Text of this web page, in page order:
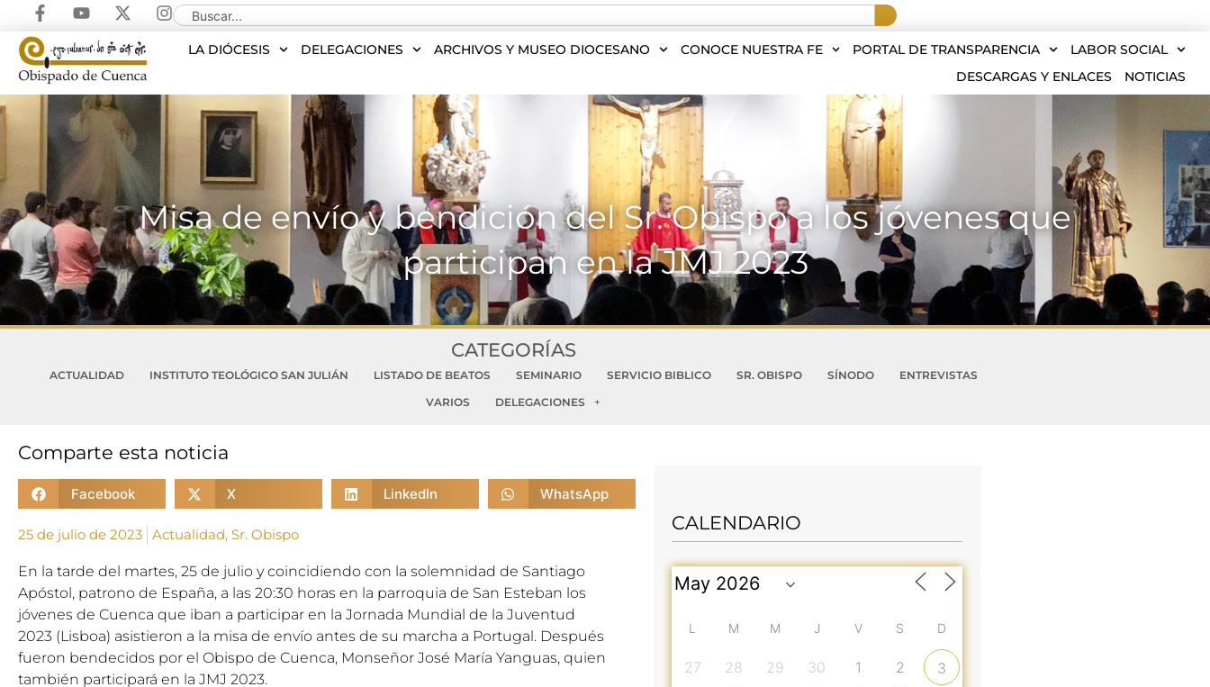
LA DIÓCESIS DELEGACIONES ARCHIVOS Y MUSEO DIOCESANO CONOCE NUESTRA FE PORTAL DE TRANSPARENCIA
LABOR SOCIAL
DESCARGAS Y ENLACES
NOTICIAS
Misa de envío y bendición del Sr. Obispo a los jóvenes que
participan en la JMJ 2023
CATEGORÍAS
ACTUALIDAD INSTITUTO TEOLÓGICO SAN JULIÁN LISTADO DE BEATOS SEMINARIO SERVICIO BIBLICO SR. OBISPO SÍNODO
ENTREVISTAS
VARIOS
DELEGACIONES
Comparte esta noticia
Facebook X LinkedIn WhatsApp
25 de julio de 2023 Actualidad, Sr. Obispo
En la tarde del martes, 25 de julio y coincidiendo con la solemnidad de Santiago
Apóstol, patrono de España, a las 20:30 horas en la parroquia de San Esteban los
jóvenes de Cuenca que iban a participar en la Jornada Mundial de la Juventud
2023 (Lisboa) asistieron a la misa de envío antes de su marcha a Portugal. Después
fueron bendecidos por el Obispo de Cuenca, Monseñor José María Yanguas, quien
también participará en la JMJ 2023.
CALENDARIO
L M M J V S D
27 28 29 30 1 2 3